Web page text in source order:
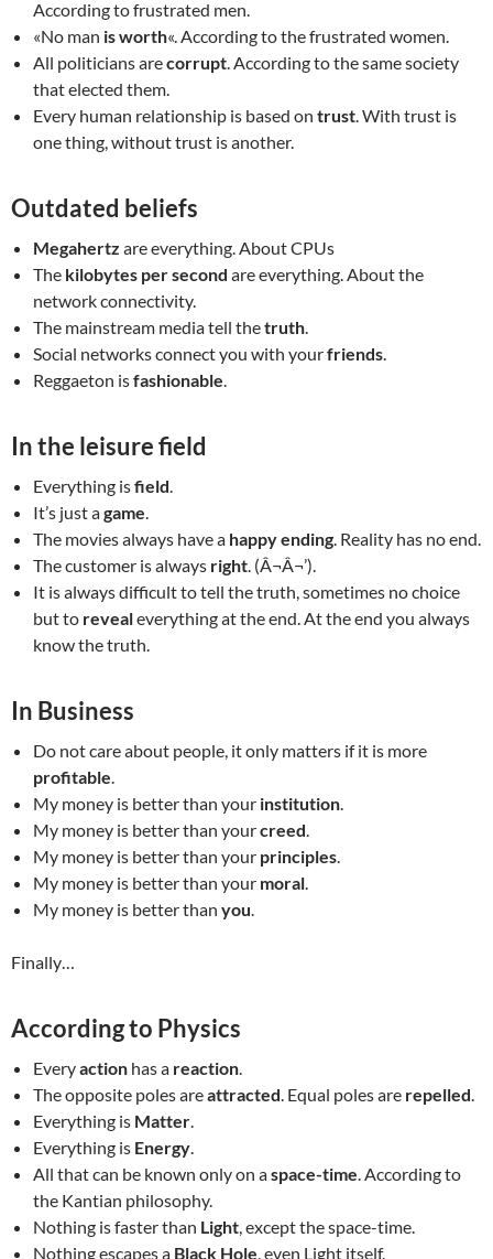
According to frustrated men.
«No man is worth«. According to the frustrated women.
All politicians arecorrupt. According to the same society
that elected them.
Every human relationship is based on trust. With trust is
one thing, without trust is another.
Outdated beliefs
Megahertz are everything. About CPUs
The kilobytes per second are everything. About the
network connectivity.
The mainstream media tell thetruth.
Social networks connect you with yourfriends.
Reggaeton isfashionable.
In the leisure field
Everything isfield.
It’s just agame.
The movies always have a happy ending. Reality has no end.
The customer is always right. (Â¬Â¬’).
It is always difficult to tell the truth, sometimes no choice
but to revealeverything at the end. At the end you always
know the truth.
In Business
Do not care about people, it only matters if it is more
profitable.
My money is better than your institution.
My money is better than yourcreed.
My money is better than your principles.
My money is better than your moral.
My money is better than you.
Finally…
According to Physics
Everyaction has a reaction.
The opposite poles areattracted. Equal poles are repelled.
Everything is Matter.
Everything is Energy.
All that can be known only on aspace-time. According to
the Kantian philosophy.
Nothing is faster than Light, except the space-time.
Nothing escapes a Black Hole, even Light itself.